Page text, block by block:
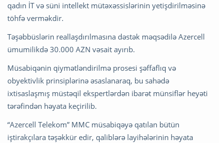
qadın İT və süni intellekt mütəxəssislərinin yetişdirilməsinə
töhfə verməkdir.
Təşəbbüslərin reallaşdırılmasına dəstək məqsədilə Azercell
ümumilikdə 30.000 AZN vəsait ayırıb.
Müsabiqənin qiymətləndirilmə prosesi şəffaflıq və
obyektivlik prinsiplərinə əsaslanaraq, bu sahədə
ixtisaslaşmış müstəqil ekspertlərdən ibarət münsiflər heyəti
tərəfindən həyata keçirilib.
“Azercell Telekom” MMC müsabiqəyə qatılan bütün
iştirakçılara təşəkkür edir, qaliblərə layihələrinin həyata